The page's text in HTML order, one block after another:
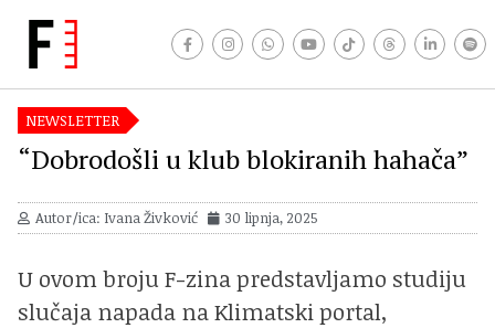
NEWSLETTER
“Dobrodošli u klub blokiranih hahača”
Autor/ica: Ivana Živković 30 lipnja, 2025
U ovom broju F-zina predstavljamo studiju
slučaja napada na Klimatski portal,